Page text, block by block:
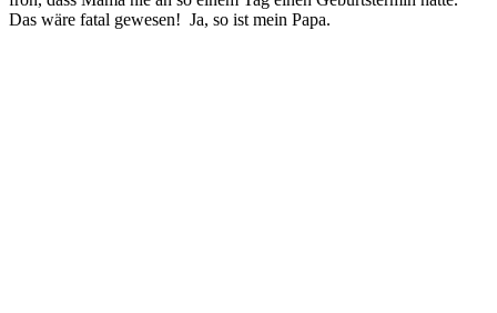
Das wäre fatal gewesen! Ja, so ist mein Papa.